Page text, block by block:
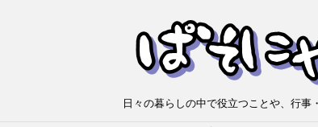
日々の暮らしの中で役立つことや、行